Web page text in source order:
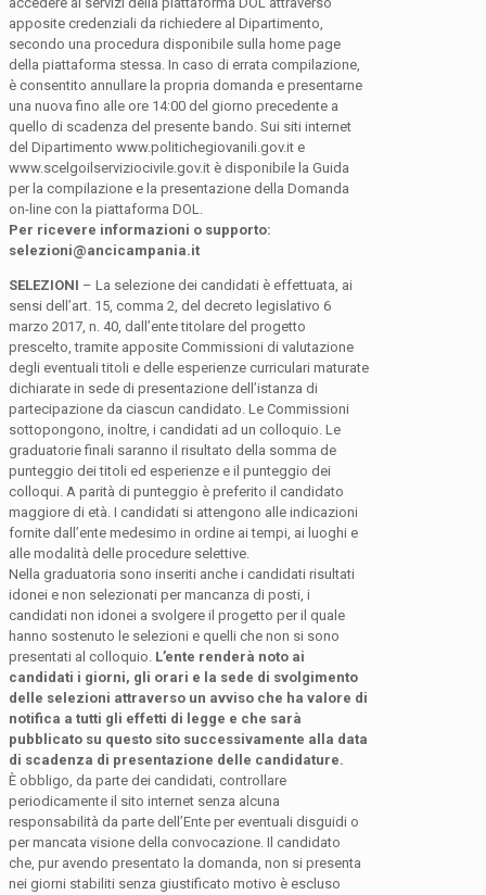
apposite credenziali da richiedere al Dipartimento,
secondo una procedura disponibile sulla home page
della piattaforma stessa. In caso di errata compilazione,
è consentito annullare la propria domanda e presentarne
una nuova fino alle ore 14:00 del giorno precedente a
quello di scadenza del presente bando. Sui siti internet
del Dipartimento www.politichegiovanili.gov.it e
www.scelgoilserviziocivile.gov.it è disponibile la Guida
per la compilazione e la presentazione della Domanda
on-line con la piattaforma DOL.
Per ricevere informazioni o supporto:
selezioni@ancicampania.it
SELEZIONI – La selezione dei candidati è effettuata, ai
sensi dell’art. 15, comma 2, del decreto legislativo 6
marzo 2017, n. 40, dall’ente titolare del progetto
prescelto, tramite apposite Commissioni di valutazione
degli eventuali titoli e delle esperienze curriculari maturate
dichiarate in sede di presentazione dell’istanza di
partecipazione da ciascun candidato. Le Commissioni
sottopongono, inoltre, i candidati ad un colloquio. Le
graduatorie finali saranno il risultato della somma de
punteggio dei titoli ed esperienze e il punteggio dei
colloqui. A parità di punteggio è preferito il candidato
maggiore di età. I candidati si attengono alle indicazioni
fornite dall’ente medesimo in ordine ai tempi, ai luoghi e
alle modalità delle procedure selettive.
Nella graduatoria sono inseriti anche i candidati risultati
idonei e non selezionati per mancanza di posti, i
candidati non idonei a svolgere il progetto per il quale
hanno sostenuto le selezioni e quelli che non si sono
presentati al colloquio. L’ente renderà noto ai
candidati i giorni, gli orari e la sede di svolgimento
delle selezioni attraverso un avviso che ha valore di
notifica a tutti gli effetti di legge e che sarà
pubblicato su questo sito successivamente alla data
di scadenza di presentazione delle candidature.
È obbligo, da parte dei candidati, controllare
periodicamente il sito internet senza alcuna
responsabilità da parte dell’Ente per eventuali disguidi o
per mancata visione della convocazione. Il candidato
che, pur avendo presentato la domanda, non si presenta
nei giorni stabiliti senza giustificato motivo è escluso